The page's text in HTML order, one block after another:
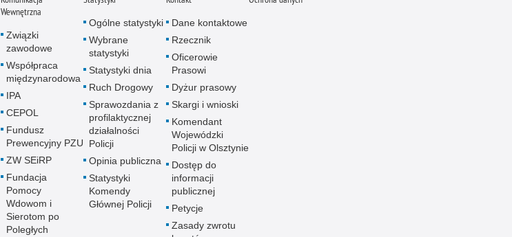
Wewnętrzna
Związki
zawodowe
Współpraca
międzynarodowa
IPA
CEPOL
Fundusz
Prewencyjny PZU
ZW SEiRP
Fundacja
Pomocy
Wdowom i
Sierotom po
Poległych
Ogólne statystyki
Wybrane
statystyki
Statystyki dnia
Ruch Drogowy
Sprawozdania z
profilaktycznej
działalności
Policji
Opinia publiczna
Statystyki
Komendy
Głównej Policji
Dane kontaktowe
Rzecznik
Oficerowie
Prasowi
Dyżur prasowy
Skargi i wnioski
Komendant
Wojewódzki
Policji w Olsztynie
Dostęp do
informacji
publicznej
Petycje
Zasady zwrotu